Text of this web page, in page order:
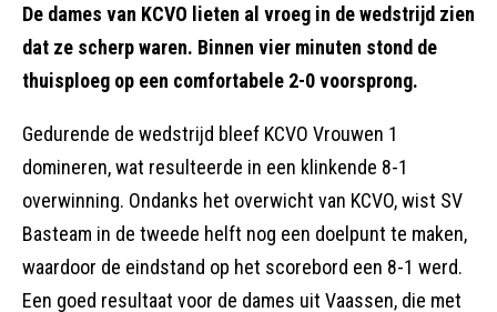
De dames van KCVO lieten al vroeg in de wedstrijd zien
dat ze scherp waren. Binnen vier minuten stond de
thuisploeg op een comfortabele 2-0 voorsprong.
Gedurende de wedstrijd bleef KCVO Vrouwen 1
domineren, wat resulteerde in een klinkende 8-1
overwinning. Ondanks het overwicht van KCVO, wist SV
Basteam in de tweede helft nog een doelpunt te maken,
waardoor de eindstand op het scorebord een 8-1 werd.
Een goed resultaat voor de dames uit Vaassen, die met